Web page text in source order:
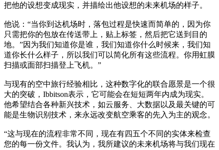
把他的设想变成现实，并描绘出他设想的未来机场的样子。
他说：“当你到达机场时，落包过程是快速而简单的，因为你
只需把你的包放在传送带上，贴上标签，然后把它送到目的
地。”因为我们知道你是谁，我们知道你什么时候来，我们知
道你长什么样子，所以我们可以简化所有这些流程。你用虹膜
扫描或面部扫描登上飞机。”
与现有的空中旅行经验相比，这种数字化的联合愿景是一个很
大的突破，Ibbitson表示，它可能会在短短两年内成为现实。
他希望结合各种新兴技术，如云服务、大数据以及最关键的可
能是生物识别技术，来永远改变航空乘客的先入为主的观念。
“这与现在的流程非常不同，现在有四五个不同的实体来检查
您的每一份文件。我认为，我所建议的未来机场将与我们现在